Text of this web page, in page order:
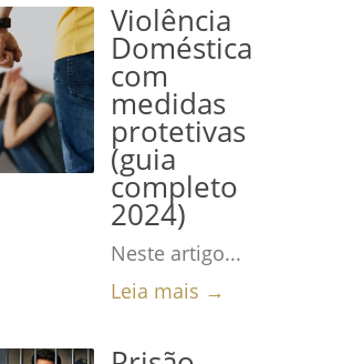
Violência
Doméstica
com
medidas
protetivas
(guia
completo
2024)
Neste artigo...
Leia mais →